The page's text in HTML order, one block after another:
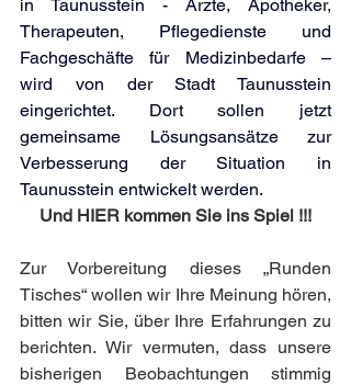
in Taunusstein - Ärzte, Apotheker,
Therapeuten, Pflegedienste und
Fachgeschäfte für Medizinbedarfe –
wird von der Stadt Taunusstein
eingerichtet. Dort sollen jetzt
gemeinsame Lösungsansätze zur
Verbesserung der Situation in
Taunusstein entwickelt werden.
Und HIER kommen Sie ins Spiel !!!
Zur Vorbereitung dieses „Runden
Tisches“ wollen wir Ihre Meinung hören,
bitten wir Sie, über Ihre Erfahrungen zu
berichten. Wir vermuten, dass unsere
bisherigen Beobachtungen stimmig